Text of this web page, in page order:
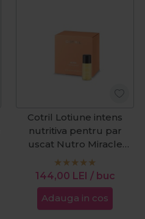
Cotril Lotiune intens
nutritiva pentru par
uscat Nutro Miracle
Potion 3 fiolex12ml
144,00 LEI / buc
Adauga in cos